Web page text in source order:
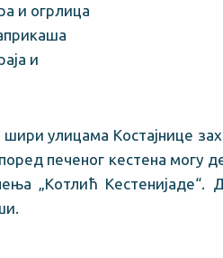
и огрлица
и
улицама Костајнице
печеног кестена могу
„Котлић